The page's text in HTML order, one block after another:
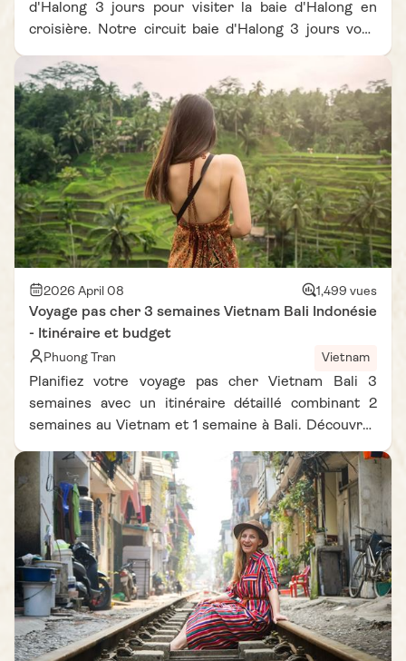
d'Halong 3 jours pour visiter la baie d'Halong en
croisière. Notre circuit baie d'Halong 3 jours vous
expériences inoubliables au cœur de ce joyau
naturel.
2026 April 08 1,499 vues
Voyage pas cher 3 semaines Vietnam Bali Indonésie
- Itinéraire et budget
Phuong Tran Vietnam
Planifiez votre voyage pas cher Vietnam Bali 3
semaines avec un itinéraire détaillé combinant 2
semaines au Vietnam et 1 semaine à Bali. Découvrez
explorez Ubud et les plages paradisiaques de Bali.
Ce guide complet vous aide à organiser un circuit
Vietnam Bali Indonésie 3 semaines avec tous les
conseils pratiques et estimations de budget voyage
Vietnam et budget voyage Bali. Idéal pour un voyage
Vietnam Bali budget maîtrisé, entre culture, nature
et détente tropicale.